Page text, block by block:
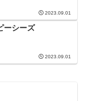
2023.09.01
ーシーズ
2023.09.01